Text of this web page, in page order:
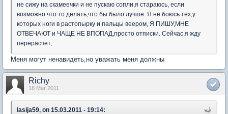
не сижу на скамеечки и не пускаю сопли,я стараюсь, если
возможно что то делать,что бы было лучше. Я не боюсь тех,у
которых ноги в растопырку и пальцы веером, Я ПИШУ,МНЕ
ОТВЕЧАЮТ и ЧАЩЕ НЕ ВПОПАД,просто отписки. Сейчас,я жду
перерасчет,
Меня могут ненавидеть,но уважать меня должны
Richy
18 Mar 2011
lasija59, on 15.03.2011 - 19:14: